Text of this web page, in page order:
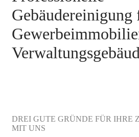
Gebäudereinigung
DREI GUTE GRÜNDE FÜR IHRE
MIT UNS